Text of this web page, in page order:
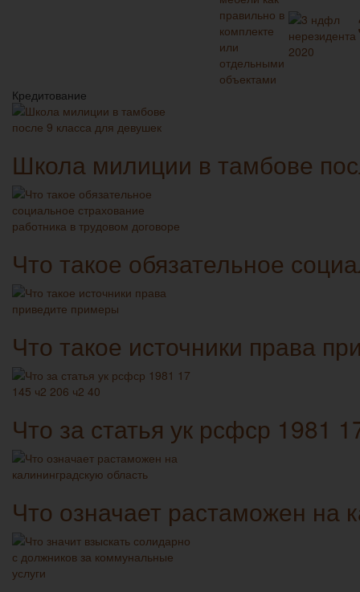
Кредитование
Школа милиции в тамбове
Что такое обязательное
Что такое источники права
Что за статья ук рсфср 1981
Что означает растаможен на